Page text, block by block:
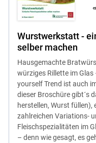
Wurstwerkstatt -
selber machen
Hausgemachte
würziges Rillette im
yourself Trend ist auch
dieser Broschüre gibt´s
herstellen, Wurst
zahlreichen Variations-
Fleischspezialitäten im
– denn wie gesagt, es